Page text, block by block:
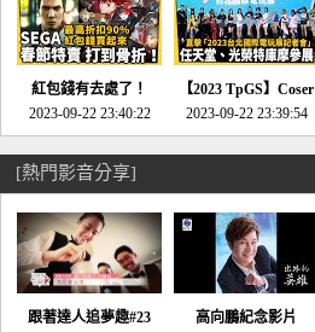
20230125
紅包錢有去處了！
SEGA春節特賣 超過85
款遊戲打到骨折-電玩
宅速配20230119
2023-09-22 23:40:22
【2023 TpGS】Coser
和Show Girl搶先看！
直擊展前記者會-電玩
2023-09-22 23:39:54
[熱門影音分享]
跟著達人追夢趣#23
高向鵬紀念影片